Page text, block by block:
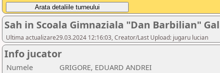
Sah in Scoala Gimnaziala "Dan Barbilian"
Ultima actualizare29.03.2024 12:16:03, Creator/Last Upload: jugaru lucian
Info jucator
Numele
GRIGORE, EDUARD ANDREI